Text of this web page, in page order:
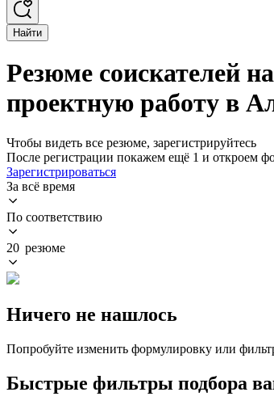
Найти
Резюме соискателей
проектную работу в
Чтобы видеть все резюме, зарегистрируйтесь
После регистрации покажем ещё 1 и откроем
Зарегистрироваться
За всё время
По соответствию
20 резюме
Ничего не нашлось
Попробуйте изменить формулировку или
Быстрые фильтры подбора